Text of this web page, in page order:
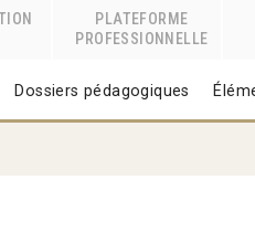
PLATEFORME
PROFESSIONNELLE
Dossiers pédagogiques